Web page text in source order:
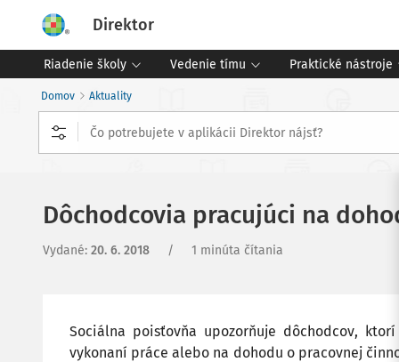
Direktor
Riadenie školy Vedenie tímu Praktické nástroje
Domov Aktuality
Dôchodcovia pracujúci na
Vydané: 20. 6. 2018 / 1 minúta čítania
Sociálna poisťovňa upozorňuje dôchodcov,
vykonaní práce alebo na dohodu o pracovnej